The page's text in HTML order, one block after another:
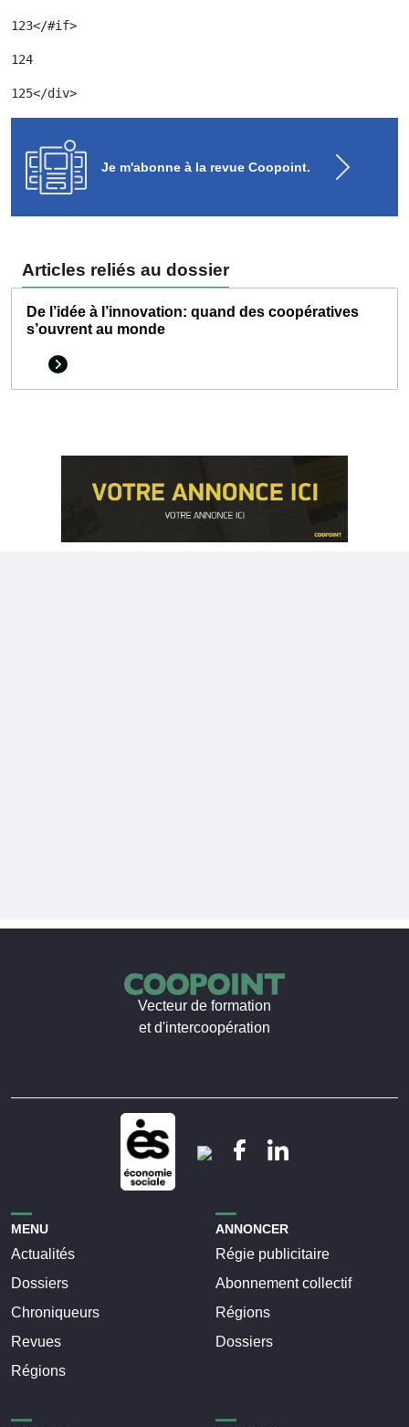
123</#if>
124
125</div>
Je m'abonne à la revue Coopoint.
Articles reliés au dossier
De l’idée à l’innovation: quand des coopératives
s’ouvrent au monde
Vecteur de formation
et d'intercoopération
MENU
Actualités
Dossiers
Chroniqueurs
Revues
Régions
ANNONCER
Régie publicitaire
Abonnement collectif
Régions
Dossiers